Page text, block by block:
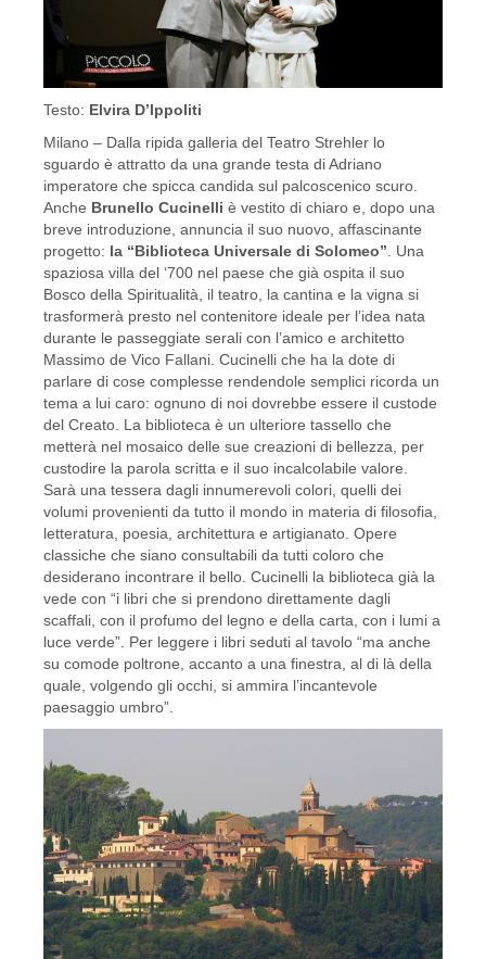
Testo: Elvira D’Ippoliti
Milano – Dalla ripida galleria del Teatro Strehler lo
sguardo è attratto da una grande testa di Adriano
imperatore che spicca candida sul palcoscenico scuro.
Anche Brunello Cucinelli è vestito di chiaro e, dopo una
breve introduzione, annuncia il suo nuovo, affascinante
progetto: la “Biblioteca Universale di Solomeo” . Una
spaziosa villa del ‘700 nel paese che già ospita il suo
Bosco della Spiritualità, il teatro, la cantina e la vigna si
trasformerà presto nel contenitore ideale per l’idea nata
durante le passeggiate serali con l’amico e architetto
Massimo de Vico Fallani. Cucinelli che ha la dote di
parlare di cose complesse rendendole semplici ricorda un
tema a lui caro: ognuno di noi dovrebbe essere il custode
del Creato. La biblioteca è un ulteriore tassello che
metterà nel mosaico delle sue creazioni di bellezza, per
custodire la parola scritta e il suo incalcolabile valore.
Sarà una tessera dagli innumerevoli colori, quelli dei
volumi provenienti da tutto il mondo in materia di filosofia,
letteratura, poesia, architettura e artigianato. Opere
classiche che siano consultabili da tutti coloro che
desiderano incontrare il bello. Cucinelli la biblioteca già la
vede con “i libri che si prendono direttamente dagli
scaffali, con il profumo del legno e della carta, con i lumi a
luce verde”. Per leggere i libri seduti al tavolo “ma anche
su comode poltrone, accanto a una finestra, al di là della
quale, volgendo gli occhi, si ammira l’incantevole
paesaggio umbro”.